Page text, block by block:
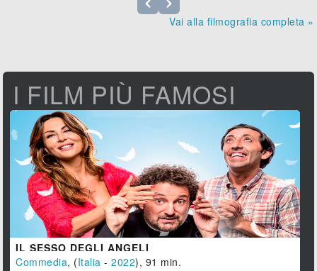
Vai alla filmografia completa »
I FILM PIÙ FAMOSI
IL SESSO DEGLI ANGELI
Commedia, (Italia -2022), 91 min.